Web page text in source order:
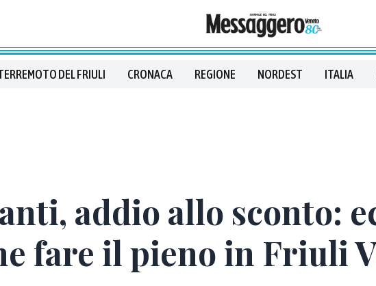
DEL FRIULI CRONACA REGIONE NORDEST ITALIA
addio allo sconto:
fare il pieno in Friuli